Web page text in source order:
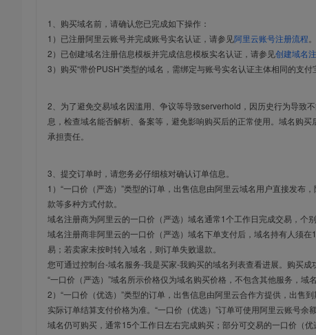
1、购买域名前，请确认您已完成如下操作：
1）已注册阿里云账号并完成账号实名认证，请参见阿里云账号注册流程
2）已创建域名注册信息模板并完成信息模板实名认证，请参见创建域名
3）购买“带价PUSH”类型的域名，需绑定与账号实名认证主体相同的支付
2、为了避免交易域名因滥用、争议等导致serverhold，因历史行为导致
息，检查域名能否解析、备案等，避免影响购买后的正常使用。域名购
承担责任。
3、提交订单时，请您务必仔细核对确认订单信息。
1）“一口价（严选）”类型的订单，出售信息由阿里云域名用户直接发布
款等多种方式付款。
域名注册商为阿里云的一口价（严选）域名通常1个工作日完成交易，个
域名注册商非阿里云的一口价（严选）域名下单支付后，域名持有人须
易；若卖家未按时转入域名，则订单失败退款。
您可通过控制台-域名服务-我是买家-我购买的域名列表查看进展。购买成
“一口价（严选）”域名所示价格仅为域名购买价格，不包含其他服务，域
2）“一口价（优选）”类型的订单，出售信息由阿里云合作方提供，出售
实际订单结算支付价格为准。“一口价（优选）”订单可使用阿里云账号
域名仍可购买，通常15个工作日左右完成购买；部分可交易的一口价（